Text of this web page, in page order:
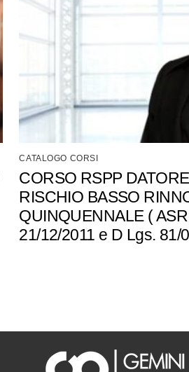
CATALOGO CORSI
CORSO RSPP
RISCHIO BASSO
QUINQUENNALE (
21/12/2011 e D Lgs. 81/